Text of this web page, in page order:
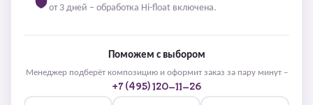
от 3 дней – обработка Hi-float включена.
Поможем с выбором
Менеджер подберёт композицию и оформит заказ за пару минут –
+7 (495) 120-11-26